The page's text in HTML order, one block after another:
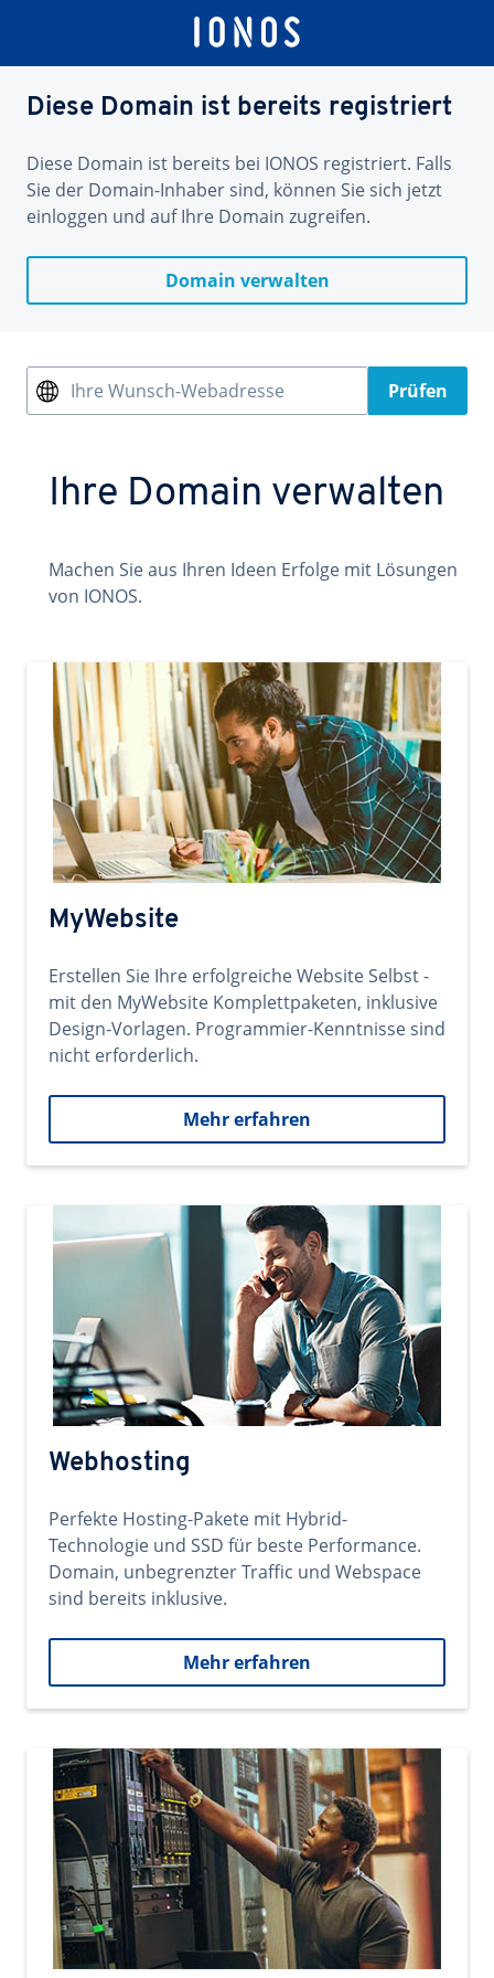
Diese Domain ist bereits registriert
Diese Domain ist bereits bei IONOS registriert. Falls
Sie der Domain-Inhaber sind, können Sie sich jetzt
einloggen und auf Ihre Domain zugreifen.
Domain verwalten
Ihre Wunsch-Webadresse Prüfen
Ihre Domain verwalten
Machen Sie aus Ihren Ideen Erfolge mit Lösungen
von IONOS.
MyWebsite
Erstellen Sie Ihre erfolgreiche Website Selbst -
mit den MyWebsite Komplettpaketen, inklusive
Design-Vorlagen. Programmier-Kenntnisse sind
nicht erforderlich.
Mehr erfahren
Webhosting
Perfekte Hosting-Pakete mit Hybrid-
Technologie und SSD für beste Performance.
Domain, unbegrenzter Traffic und Webspace
sind bereits inklusive.
Mehr erfahren